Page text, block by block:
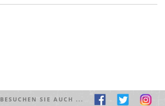
BESUCHEN SIE AUCH ...